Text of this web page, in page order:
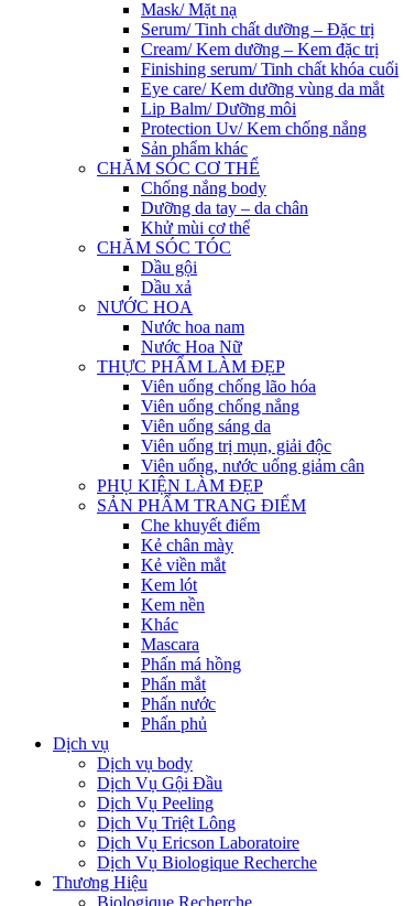
Mask/ Mặt nạ
Serum/ Tinh chất dưỡng – Đặc trị
Cream/ Kem dưỡng – Kem đặc trị
Finishing serum/ Tinh chất khóa cuối
Eye care/ Kem dưỡng vùng da mắt
Lip Balm/ Dưỡng môi
Protection Uv/ Kem chống nắng
Sản phẩm khác
CHĂM SÓC CƠ THỂ
Chống nắng body
Dưỡng da tay – da chân
Khử mùi cơ thể
CHĂM SÓC TÓC
Dầu gội
Dầu xả
NƯỚC HOA
Nước hoa nam
Nước Hoa Nữ
THỰC PHẨM LÀM ĐẸP
Viên uống chống lão hóa
Viên uống chống nắng
Viên uống sáng da
Viên uống trị mụn, giải độc
Viên uống, nước uống giảm cân
PHỤ KIỆN LÀM ĐẸP
SẢN PHẨM TRANG ĐIỂM
Che khuyết điểm
Kẻ chân mày
Kẻ viền mắt
Kem lót
Kem nền
Khác
Mascara
Phấn má hồng
Phấn mắt
Phấn nước
Phấn phủ
Dịch vụ
Dịch vụ body
Dịch Vụ Gội Đầu
Dịch Vụ Peeling
Dịch Vụ Triệt Lông
Dịch Vụ Ericson Laboratoire
Dịch Vụ Biologique Recherche
Thương Hiệu